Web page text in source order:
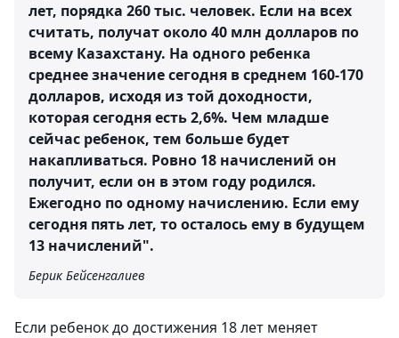
лет, порядка 260 тыс. человек. Если на всех
считать, получат около 40 млн долларов по
всему Казахстану. На одного ребенка
среднее значение сегодня в среднем 160-170
долларов, исходя из той доходности,
которая сегодня есть 2,6%. Чем младше
сейчас ребенок, тем больше будет
накапливаться. Ровно 18 начислений он
получит, если он в этом году родился.
Ежегодно по одному начислению. Если ему
сегодня пять лет, то осталось ему в будущем
13 начислений".
Берик Бейсенгалиев
Если ребенок до достижения 18 лет меняет